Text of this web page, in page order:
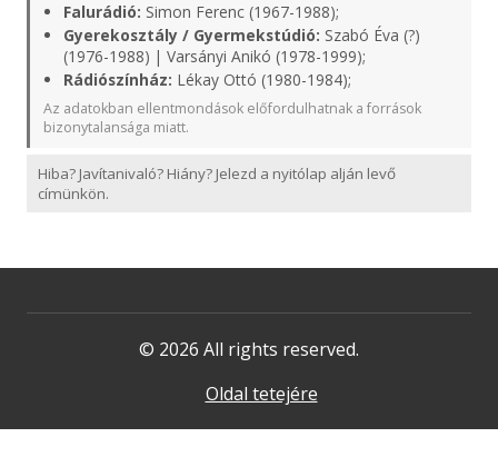
Falurádió: Simon Ferenc (1967-1988);
Gyerekosztály / Gyermekstúdió: Szabó Éva (?)
(1976-1988) | Varsányi Anikó (1978-1999);
Rádiószínház: Lékay Ottó (1980-1984);
Az adatokban ellentmondások előfordulhatnak a források
bizonytalansága miatt.
Hiba? Javítanivaló? Hiány? Jelezd a nyitólap alján levő
címünkön.
© 2026 All rights reserved.
Oldal tetejére